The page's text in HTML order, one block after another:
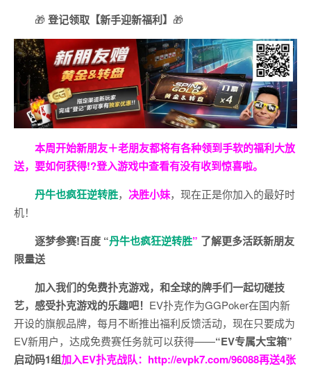
🎁 登记领取【新手迎新福利】 🎁
本周开始新朋友＋老朋友都将有各种领到手软的福利大放
送，要如何获得!?登入游戏中查看有没有收到惊喜啦。
丹牛也疯狂逆转胜， 决胜小妹，现在正是你加入的最好时
机！
逐梦参赛!百度 “丹牛也疯狂逆转胜” 了解更多活跃新朋友
限量送
加入我们的免费扑克游戏，和全球的牌手们一起切磋技
艺，感受扑克游戏的乐趣吧！ EV扑克作为GGPoker在国内新
开设的旗舰品牌，每月不断推出福利反馈活动，现在只要成为
EV新用户，达成免费赛任务就可以获得——“EV专属大宝箱”
启动码1组加入EV扑克战队： http://evpk7.com/96088再送4张